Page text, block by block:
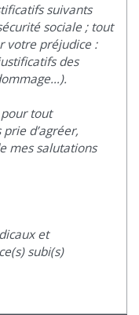
suivants
sociale ; tout
votre préjudice :
des
tout
d’agréer,
mes salutations
et
subi(s)